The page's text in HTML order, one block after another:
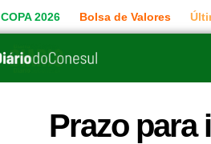
COPA 2026 Bolsa de Valores
Prazo